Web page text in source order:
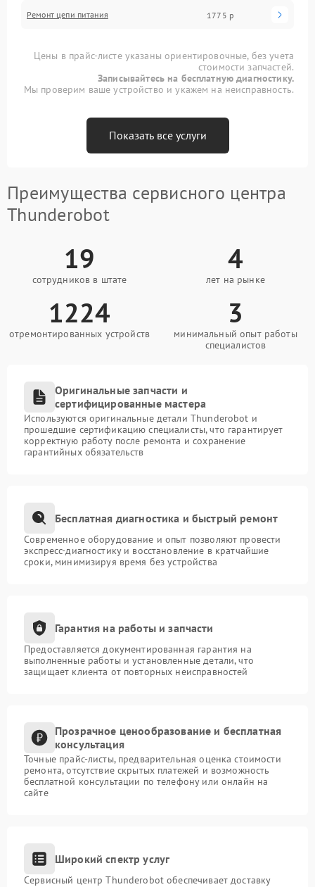
Ремонт цепи питания 1775 р
Цены в прайс-листе указаны ориентировочные, без учета
стоимости запчастей.
Записывайтесь на бесплатную диагностику.
Мы проверим ваше устройство и укажем на неисправность.
Показать все услуги
Преимущества сервисного центра
Thunderobot
19
сотрудников в штате
4
лет на рынке
1224
отремонтированных устройств
3
минимальный опыт работы
специалистов
Оригинальные запчасти и
сертифицированные мастера
Используются оригинальные детали Thunderobot и
прошедшие сертификацию специалисты, что гарантирует
корректную работу после ремонта и сохранение
гарантийных обязательств
Бесплатная диагностика и быстрый ремонт
Современное оборудование и опыт позволяют провести
экспресс-диагностику и восстановление в кратчайшие
сроки, минимизируя время без устройства
Гарантия на работы и запчасти
Предоставляется документированная гарантия на
выполненные работы и установленные детали, что
защищает клиента от повторных неисправностей
Прозрачное ценообразование и бесплатная
консультация
Точные прайс-листы, предварительная оценка стоимости
ремонта, отсутствие скрытых платежей и возможность
бесплатной консультации по телефону или онлайн на
сайте
Широкий спектр услуг
Сервисный центр Thunderobot обеспечивает доставку